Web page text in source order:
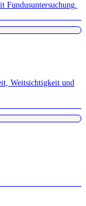
Fundusuntersuchung.
Weitsichtigkeit und